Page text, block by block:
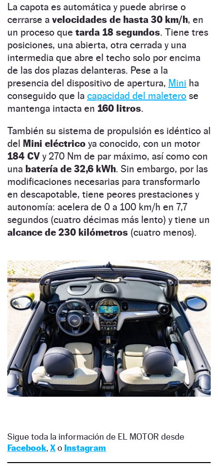
La capota es automática y puede abrirse o
cerrarse a velocidades de hasta 30 km/h, en
un proceso que tarda 18 segundos. Tiene tres
posiciones, una abierta, otra cerrada y una
intermedia que abre el techo solo por encima
de las dos plazas delanteras. Pese a la
presencia del dispositivo de apertura, Mini ha
conseguido que la capacidad del maletero se
mantenga intacta en 160 litros.
También su sistema de propulsión es idéntico al
del Mini eléctrico ya conocido, con un motor
184 CV y 270 Nm de par máximo, así como con
una batería de 32,6 kWh. Sin embargo, por las
modificaciones necesarias para transformarlo
en descapotable, tiene peores prestaciones y
autonomía: acelera de 0 a 100 km/h en 7,7
segundos (cuatro décimas más lento) y tiene un
alcance de 230 kilómetros (cuatro menos).
Sigue toda la información de EL MOTOR desde
Facebook, Xo Instagram